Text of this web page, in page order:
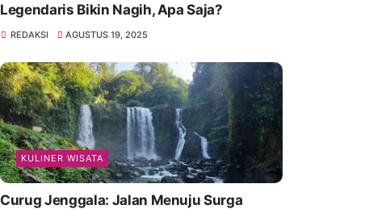
Legendaris Bikin Nagih, Apa Saja?
REDAKSI AGUSTUS 19, 2025
KULINER WISATA
Curug Jenggala: Jalan Menuju Surga